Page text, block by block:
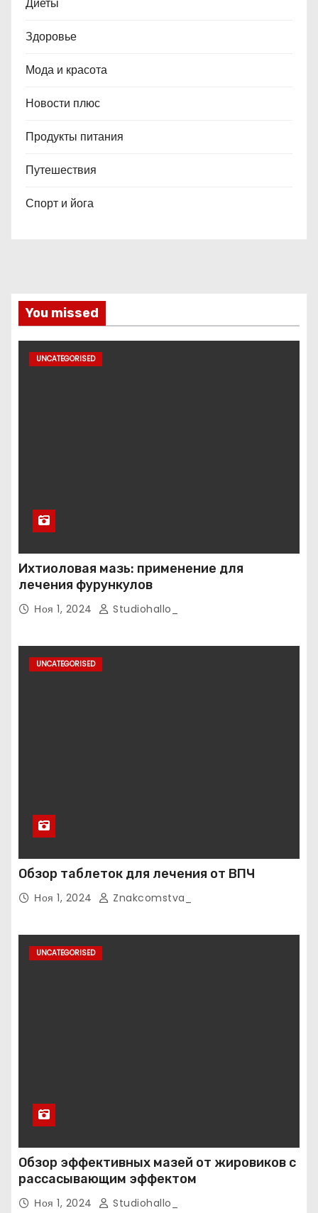
Здоровье
Мода и красота
Новости плюс
Продукты питания
Путешествия
Спорт и йога
You missed
UNCATEGORISED
Ихтиоловая мазь: применение для
лечения фурункулов
Ноя 1, 2024 Studiohallo_
UNCATEGORISED
Обзор таблеток для лечения от ВПЧ
Ноя 1, 2024 Znakcomstva_
UNCATEGORISED
Обзор эффективных мазей от жировиков с
рассасывающим эффектом
Ноя 1, 2024 Studiohallo_